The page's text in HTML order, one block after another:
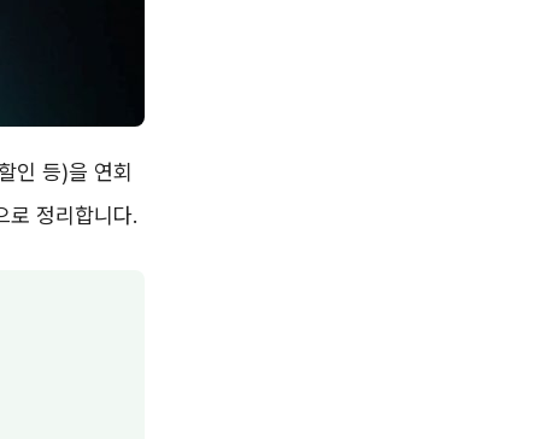
인 등)을 연회
로 정리합니다.